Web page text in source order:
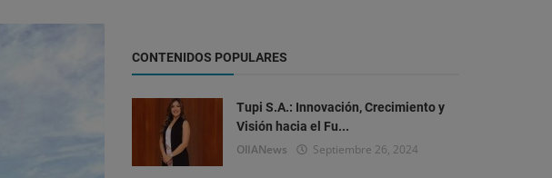
CONTENIDOS POPULARES
Tupi S.A.: Innovación, Crecimiento y
Visión hacia el Fu...
OlIANews Septiembre 26, 2024